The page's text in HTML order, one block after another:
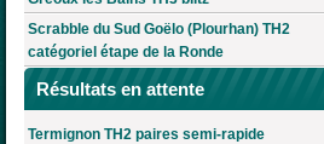
Scrabble du Sud Goëlo (Plourhan) TH2
catégoriel étape de la Ronde
Résultats en attente
Termignon TH2 paires semi-rapide